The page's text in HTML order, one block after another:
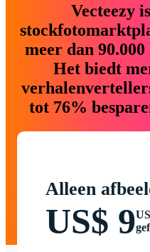
Vecteezy
meer dan
Het biedt
tot 76%
Alleen
US$ 9